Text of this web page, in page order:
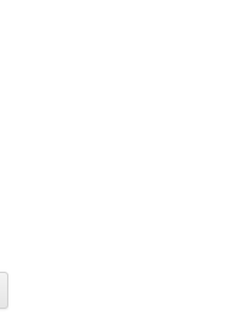
コンテンツへ移動